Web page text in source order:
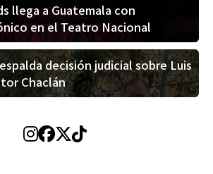
llega a Guatemala con
en el Teatro Nacional
decisión judicial sobre Luis
Chaclán